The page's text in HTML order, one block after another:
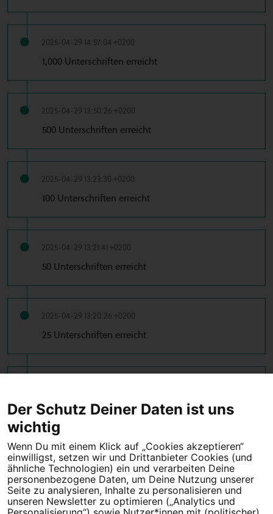
2025-04-29 14:57:04 +0200
1,000 Unterschriften erreicht
2025-04-29 13:50:26 +0200
500 Unterschriften erreicht
2025-04-29 13:23:30 +0200
100 Unterschriften erreicht
2025-04-29 13:21:41 +0200
50 Unterschriften erreicht
2025-04-29 13:20:26 +0200
25 Unterschriften erreicht
10 Unterschriften erreicht
Tipps für deine Petition
Darum WeAct
Partnerprogramm
Der Schutz Deiner Daten ist uns
wichtig
Wenn Du mit einem Klick auf „Cookies akzeptieren“
einwilligst, setzen wir und Drittanbieter Cookies (und
ähnliche Technologien) ein und verarbeiten Deine
personenbezogene Daten, um Deine Nutzung unserer
Seite zu analysieren, Inhalte zu personalisieren und
unseren Newsletter zu optimieren („Analytics und